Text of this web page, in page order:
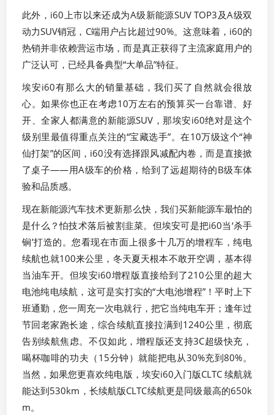
此外，i60上市以来还成为A级新能源SUV TOP3及A级双
动力SUV销冠，C端用户占比超过90%。这意味着，i60的
热销并非依赖营运市场，而是真正获得了主流家庭用户的
广泛认可，已经具备典型“大单品”特征。
埃安i60有那么大的销量基础，我们买了自然就会很放
心。如果你也正在考虑10万左右的预算买一台靠谱、好
开、全家人都满意的新能源SUV，那埃安i60绝对是这个
级别里最值得重点关注的“宝藏选手”。在10万级这个“神
仙打架”的区间，i60没有选择跟风减配内卷，而是直接掀
了桌子——用A级车的价格，给到了远超期待的B级车体
验和品质感。
现在新能源汽车技术更新那么快，我们买新能源车最怕的
是什么？怕技术落后被割韭菜。但埃安可是把i60当‘杀手
锏’打造的。您看现在市面上很多十几万的增程车，纯电
续航也就100来公里，冬天夏天根本不敢开空调，基本得
当油车开。但埃安i60增程版直接给到了210公里的超大
电池纯电续航，这可是实打实的“大电池增程”！平时上下
班通勤，您一周充一次电就行，把它当纯电车开；逢年过
节回老家跑长途，综合续航直接拉满到1240公里，彻底
告别续航焦虑。不仅如此，增程版还支持3C超级快充，
喝杯咖啡的功夫（15分钟）就能把电从30%充到80%。
当然，如果您更喜欢纯电版，埃安i60入门版CLTC 续航就
能达到530km，长续航版CLTC续航更是同级最高的650k
m。